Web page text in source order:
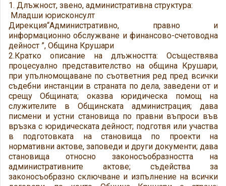
1. Длъжност, звено, административна структура:
Младши юрисконсулт
Дирекция“Административно, правно и
информационно обслужване и финансово-счетоводна
дейност ”, Община Крушари
2.Кратко описание на длъжността: Осъществява
процесуално представителство на община Крушари,
при упълномощаване по съответния ред пред всички
съдебни инстанции в страната по дела, заведени от и
срещу Общината; оказва юридическа помощ на
служителите в Общинската администрация; дава
писмени и устни становища по правни въпроси във
връзка с юридическата дейност; подготвя или участва
в подготовката на становища по проекти на
нормативни актове, заповеди и други документи; дава
становища относно законосъобразността на
административните актове; съдейства за
законосъобразно сключване и изпълнение на всички